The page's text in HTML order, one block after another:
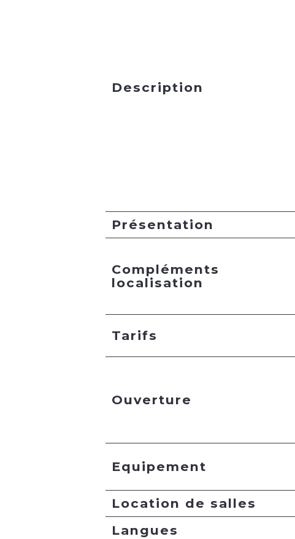
Description
Présentation
Compléments
localisation
Tarifs
Ouverture
Equipement
Location de salles
Langues